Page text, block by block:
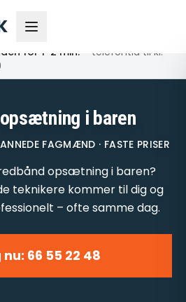
for 1-2 min. – telefontid til kl.
i baren
FAGMÆND · FASTE PRISER
opsætning i baren?
teknikere kommer til dig og
– ofte samme dag.
nu: 66 55 22 48